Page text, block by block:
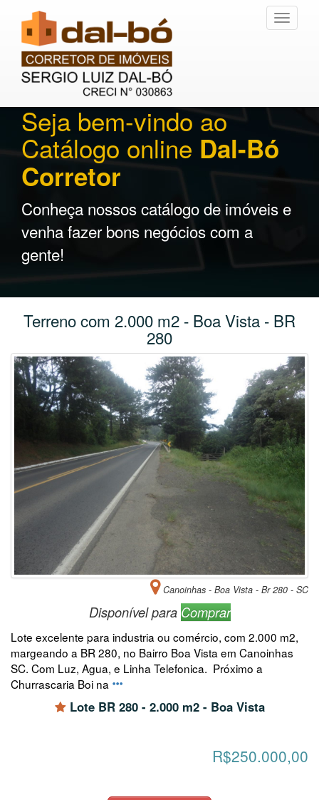
Toggle
Seja bem-vindo ao
Catálogo online Dal-Bó
Corretor
Conheça nossos catálogo de imóveis e
venha fazer bons negócios com a
gente!
Terreno com 2.000 m2 - Boa Vista - BR
280
Canoinhas - Boa Vista - Br 280 - SC
Disponível para Comprar
Lote excelente para industria ou comércio, com 2.000 m2,
margeando a BR 280, no Bairro Boa Vista em Canoinhas
SC. Com Luz, Agua, e Linha Telefonica. Próximo a
Churrascaria Boi na
Lote BR 280 - 2.000 m2 - Boa Vista
R$250.000,00